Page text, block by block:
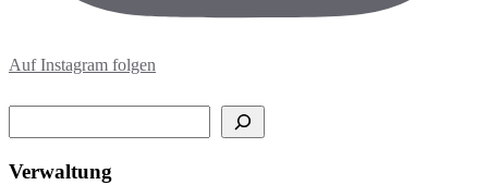
Auf Instagram folgen
Verwaltung